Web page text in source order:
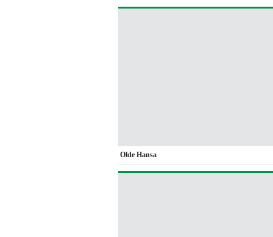
Olde Hansa